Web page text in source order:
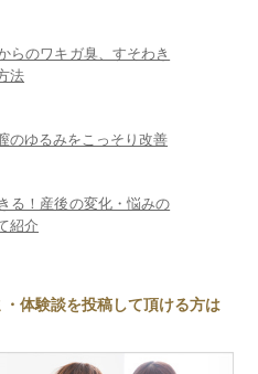
らのワキガ臭、すそわき
法
のゆるみをこっそり改善
る！産後の変化・悩みの
紹介
体験談を投稿して頂ける方は